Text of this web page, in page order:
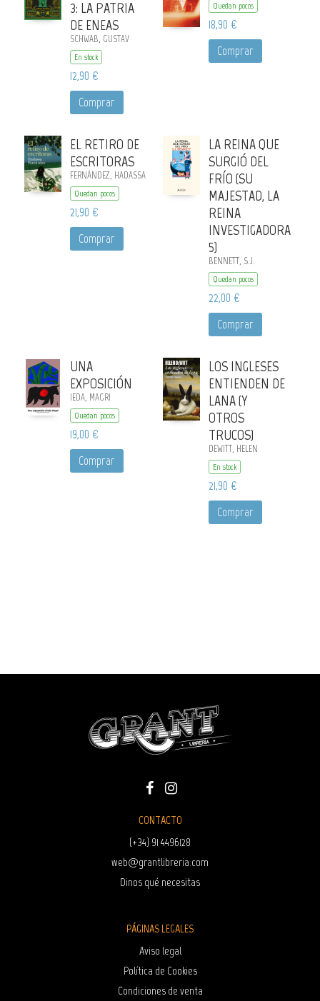
3: LA PATRIA
DE ENEAS
SCHWAB, GUSTAV
En stock
12,90 €
Comprar
Quedan pocos
18,90 €
Comprar
EL RETIRO DE
ESCRITORAS
FERNÁNDEZ, HADASSA
Quedan pocos
21,90 €
Comprar
LA REINA QUE
SURGIÓ DEL
FRÍO (SU
MAJESTAD, LA
REINA
INVESTIGADORA
5)
BENNETT, S.J.
Quedan pocos
22,00 €
Comprar
UNA
EXPOSICIÓN
IEDA, MAGRI
Quedan pocos
19,00 €
Comprar
LOS INGLESES
ENTIENDEN DE
LANA (Y
OTROS
TRUCOS)
DEWITT, HELEN
En stock
21,90 €
Comprar
CONTACTO
(+34) 91 4496128
web@grantlibreria.com
Dinos qué necesitas
PÁGINAS LEGALES
Aviso legal
Política de Cookies
Condiciones de venta